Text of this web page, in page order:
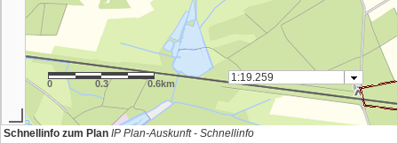
0 0.3 0.6km
Schnellinfo zum Plan IP Plan-Auskunft - Schnellinfo